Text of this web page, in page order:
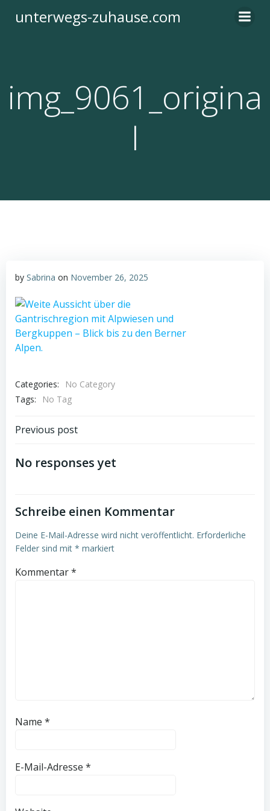
Inhalt
unterwegs-zuhause.com
img_9061_origina
l
by Sabrina on November 26, 2025
Categories:
No Category
Tags:
No Tag
Post
navigation
Previous post
No responses yet
Schreibe einen Kommentar
Deine E-Mail-Adresse wird nicht veröffentlicht. Erforderliche
Felder sind mit * markiert
Kommentar*
Name *
E-Mail-Adresse *